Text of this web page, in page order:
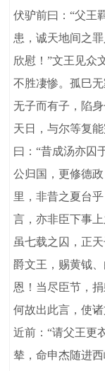
伏驴前曰：“父王
患，诚天地间之
欣慰！”文王见众
不胜凄惨。孤巳
无子而有子，陷
天日，与尔等复
曰：“昔成汤亦囚
公归国，更修德
里，非昔之夏台
言，亦非臣下事
虽七载之囚，正
爵文王，赐黄钺
恩！当尽臣节，
何故出此言，使
近前：“请父王更
辇，命申杰随进